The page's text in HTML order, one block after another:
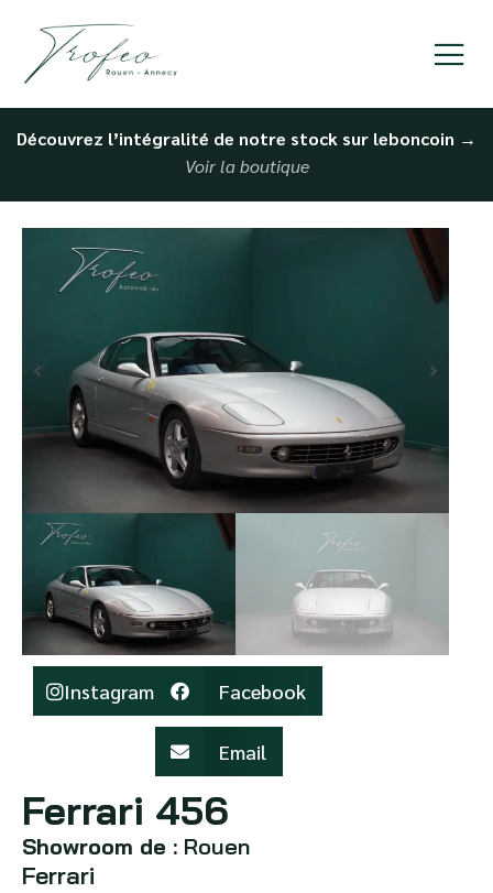
Découvrez l’intégralité de notre stock sur leboncoin →
Voir la boutique
Instagram Facebook
Email
Ferrari 456
Showroom de : Rouen
Ferrari